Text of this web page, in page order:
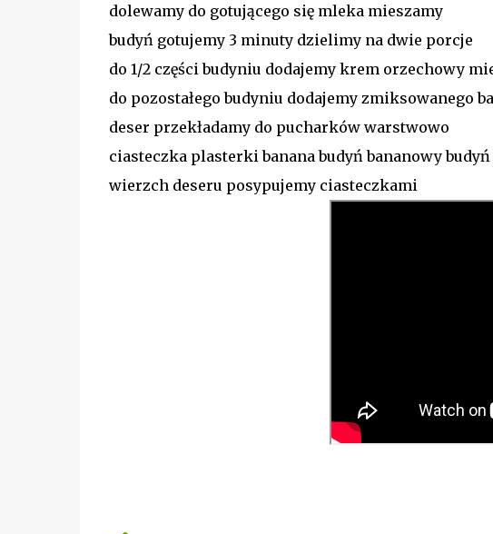
dolewamy do gotującego się mleka mieszamy
budyń gotujemy 3 minuty dzielimy na dwie porcje
do 1/2 części budyniu dodajemy krem orzechowy
do pozostałego budyniu dodajemy zmiksowanego
deser przekładamy do pucharków warstwowo
ciasteczka plasterki banana budyń bananowy
wierzch deseru posypujemy ciasteczkami